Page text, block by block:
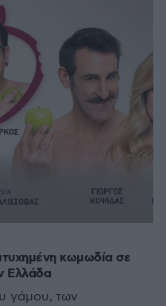
κωμωδία σε
Ελλάδα
γάμου, των